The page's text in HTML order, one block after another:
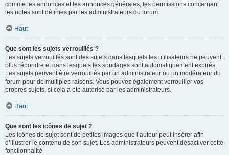
comme les annonces et les annonces générales, les permissions concernant
les notes sont définies par les administrateurs du forum.
Haut
Que sont les sujets verrouillés ?
Les sujets verrouillés sont des sujets dans lesquels les utilisateurs ne peuvent
plus répondre et dans lesquels les sondages sont automatiquement expirés.
Les sujets peuvent être verrouillés par un administrateur ou un modérateur du
forum pour de multiples raisons. Vous pouvez également verrouiller vos
propres sujets, si cela a été autorisé par les administrateurs.
Haut
Que sont les icônes de sujet ?
Les icônes de sujet sont de petites images que l’auteur peut insérer afin
d’illustrer le contenu de son sujet. Les administrateurs peuvent désactiver cette
fonctionnalité.